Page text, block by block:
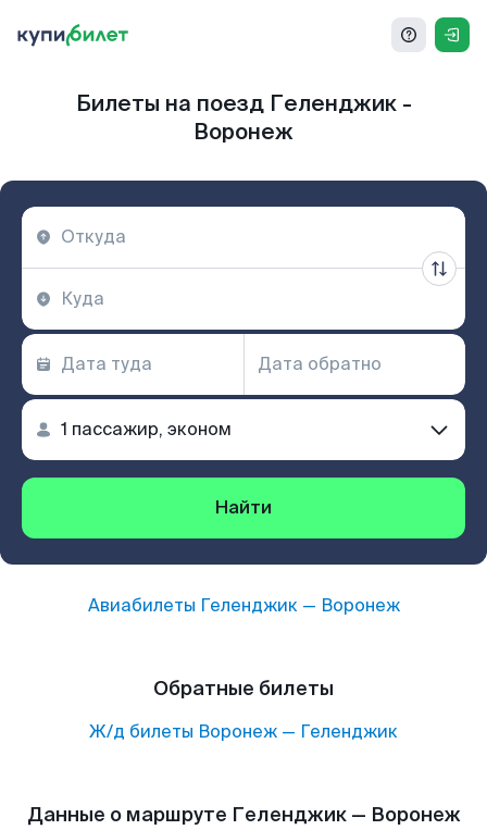
Билеты на поезд Геленджик -
Воронеж
Найти
Авиабилеты Геленджик— Воронеж
Обратные билеты
Ж/д билеты Воронеж — Геленджик
Данные о маршруте Геленджик — Воронеж